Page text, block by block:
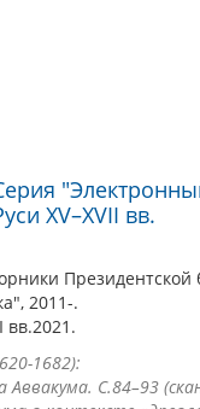
XV–XVII вв.
Президентской
2011-.
вв.2021.
1682):
С.84–93